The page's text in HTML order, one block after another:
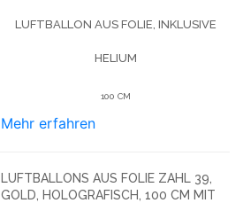
LUFTBALLON AUS FOLIE, INKLUSIVE
HELIUM
100 CM
Mehr erfahren
LUFTBALLONS AUS FOLIE ZAHL 39,
GOLD, HOLOGRAFISCH, 100 CM MIT